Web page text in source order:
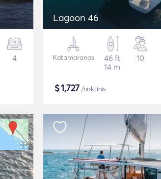
4
Lagoon 46
Katamaranas
46 ft
14 m
10
$1,727 /naktinis